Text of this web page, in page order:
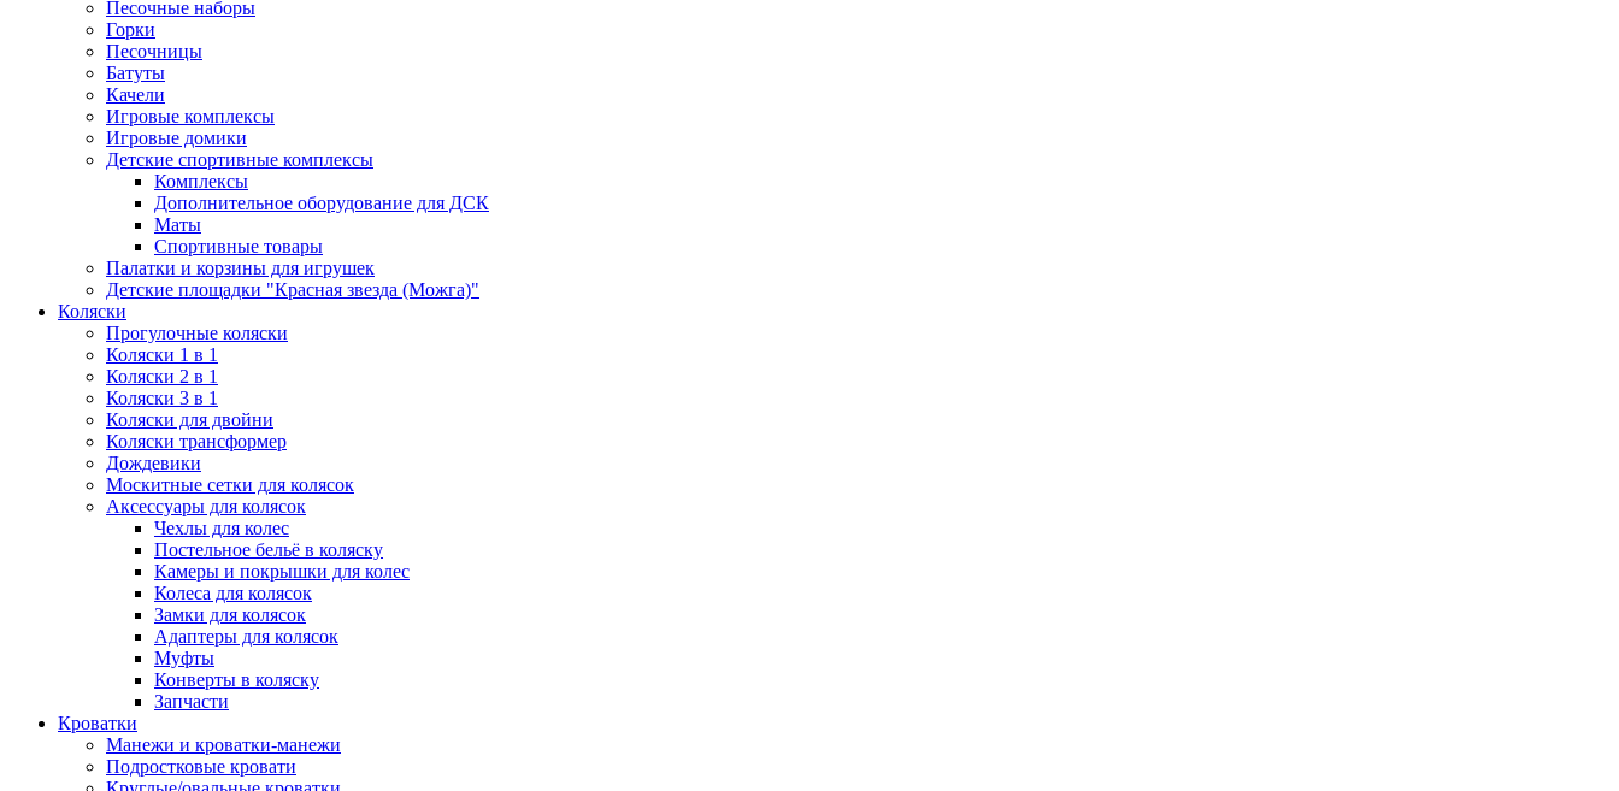
Песочные наборы
Горки
Песочницы
Батуты
Качели
Игровые комплексы
Игровые домики
Детские спортивные комплексы
Комплексы
Дополнительное оборудование для ДСК
Маты
Спортивные товары
Палатки и корзины для игрушек
Детские площадки "Красная звезда (Можга)"
Коляски
Прогулочные коляски
Коляски 1 в 1
Коляски 2 в 1
Коляски 3 в 1
Коляски для двойни
Коляски трансформер
Дождевики
Москитные сетки для колясок
Аксессуары для колясок
Чехлы для колес
Постельное бельё в коляску
Камеры и покрышки для колес
Колеса для колясок
Замки для колясок
Адаптеры для колясок
Муфты
Конверты в коляску
Запчасти
Кроватки
Манежи и кроватки-манежи
Подростковые кровати